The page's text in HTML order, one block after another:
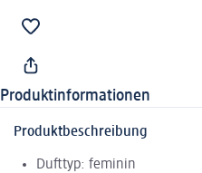
Produktinformationen
Produktbeschreibung
Dufttyp: feminin